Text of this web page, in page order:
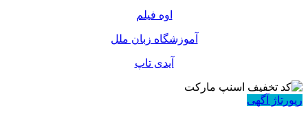
اوه فیلم
آموزشگاه زبان ملل
آیدی تاپ
رپورتاژ آگهی